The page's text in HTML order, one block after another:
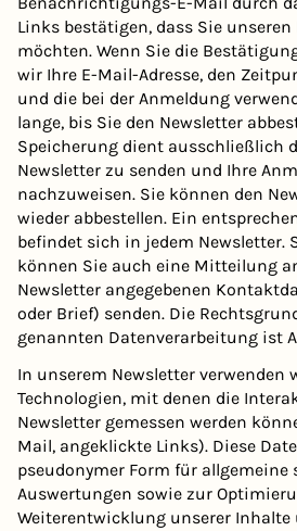
Links bestätigen, dass Sie
möchten. Wenn Sie die
wir Ihre E-Mail-Adresse, den
und die bei der Anmeldung
lange, bis Sie den Newsletter
Speicherung dient ausschließlich
Newsletter zu senden und Ihre
nachzuweisen. Sie können den
wieder abbestellen. Ein
befindet sich in jedem Newsletter.
können Sie auch eine Mitteilung
Newsletter angegebenen
oder Brief) senden. Die
genannten Datenverarbeitung ist
In unserem Newsletter verwenden
Technologien, mit denen die
Newsletter gemessen werden
Mail, angeklickte Links). Diese
pseudonymer Form für
Auswertungen sowie zur
Weiterentwicklung unserer Inhalte